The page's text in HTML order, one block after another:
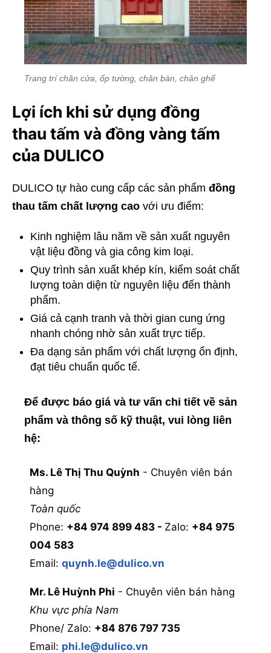
Trang trí chân cửa, ốp tường, chân bàn, chân ghế
Lợi ích khi sử dụng đồng
thau tấm và đồng vàng tấm
của DULICO
DULICO tự hào cung cấp các sản phẩm đồng
thau tấm chất lượng cao với ưu điểm:
Kinh nghiệm lâu năm về sản xuất nguyên
vật liệu đồng và gia công kim loại.
Quy trình sản xuất khép kín, kiểm soát chất
lượng toàn diện từ nguyên liệu đến thành
phẩm.
Giá cả cạnh tranh và thời gian cung ứng
nhanh chóng nhờ sản xuất trực tiếp.
Đa dạng sản phẩm với chất lượng ổn định,
đạt tiêu chuẩn quốc tế.
Để được báo giá và tư vấn chi tiết về sản
phẩm và thông số kỹ thuật, vui lòng liên
hệ:
Ms. Lê Thị Thu Quỳnh - Chuyên viên bán
hàng
Toàn quốc
Phone: ‭ +84 974 899 483 - Zalo: +84 975
004 583
Email: quynh.le@dulico.vn
Mr. Lê Huỳnh Phi - Chuyên viên bán hàng
Khu vực phía Nam
Phone/ Zalo: ‭ +84 876 797 735
Email: phi.le@dulico.vn